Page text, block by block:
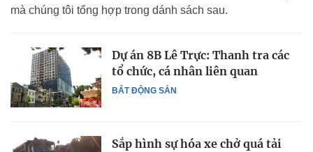
mà chúng tôi tổng hợp trong dánh sách sau.
BẤT ĐỘNG SẢN
Dự án 8B Lê Trực: Thanh tra các
tổ chức, cá nhân liên quan
Sắp hình sự hóa xe chở quá tải